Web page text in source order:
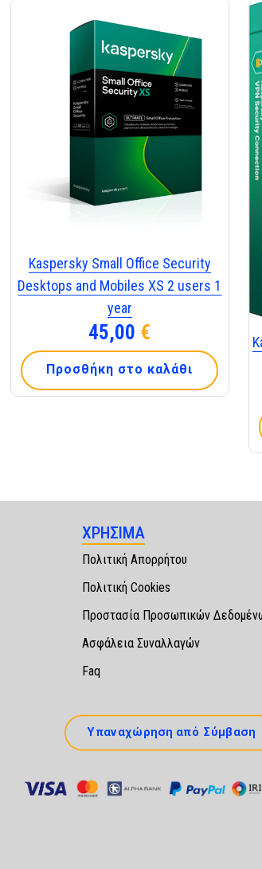
Kaspersky Small Office Security
Desktops and Mobiles XS 2 users 1
year
45,00 €
Προσθήκη στο καλάθι
ΧΡΗΣΙΜΑ
Πολιτική Απορρήτου
Πολιτική Cookies
Προστασία Προσωπικών
Ασφάλεια Συναλλαγών
Faq
Υπαναχώρηση από Σύμβαση